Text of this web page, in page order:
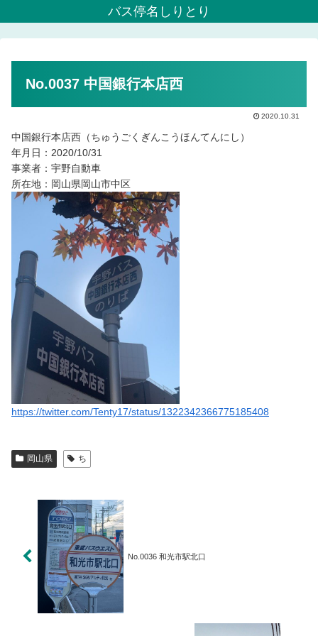
バス停名しりとり
No.0037 中国銀行本店西
2020.10.31
中国銀行本店西（ちゅうごくぎんこうほんてんにし）
年月日：2020/10/31
事業者：宇野自動車
所在地：岡山県岡山市中区
https://twitter.com/Tenty17/status/1322342366775185408
岡山県 ち
No.0036 和光市駅北口